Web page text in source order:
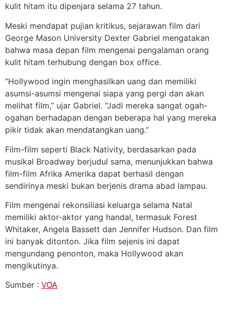
kulit hitam itu dipenjara selama 27 tahun.
Meski mendapat pujian kritikus, sejarawan film dari
George Mason University Dexter Gabriel mengatakan
bahwa masa depan film mengenai pengalaman orang
kulit hitam terhubung dengan box office.
“Hollywood ingin menghasilkan uang dan memiliki
asumsi-asumsi mengenai siapa yang pergi dan akan
melihat film,” ujar Gabriel. “Jadi mereka sangat ogah-
ogahan berhadapan dengan beberapa hal yang mereka
pikir tidak akan mendatangkan uang.”
Film-film seperti Black Nativity, berdasarkan pada
musikal Broadway berjudul sama, menunjukkan bahwa
film-film Afrika Amerika dapat berhasil dengan
sendirinya meski bukan berjenis drama abad lampau.
Film mengenai rekonsiliasi keluarga selama Natal
memiliki aktor-aktor yang handal, termasuk Forest
Whitaker, Angela Bassett dan Jennifer Hudson. Dan film
ini banyak ditonton. Jika film sejenis ini dapat
mengundang penonton, maka Hollywood akan
mengikutinya.
Sumber : VOA